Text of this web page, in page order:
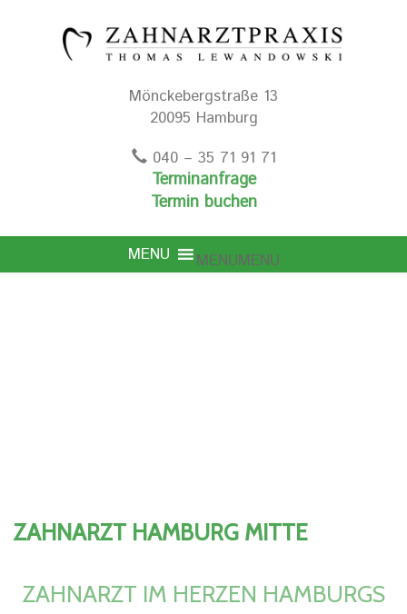
Mönckebergstraße 13
20095 Hamburg
040 – 35 71 91 71
Terminanfrage
Termin buchen
MENUMENU
ZAHNARZT HAMBURG MITTE
ZAHNARZT IM HERZEN HAMBURGS